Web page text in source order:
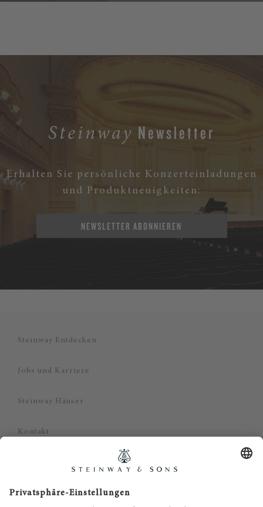
Steinway Newsletter
Erhalten Sie persönliche Konzerteinladungen
und Produktneuigkeiten:
NEWSLETTER ABONNIEREN
Steinway Entdecken
Jobs und Karriere
Steinway Häuser
Kontakt
Impressum